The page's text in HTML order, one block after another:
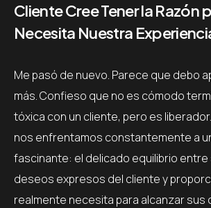
Cliente Cree Tener la Razón
Necesita Nuestra
Me pasó de nuevo. Parece que debo
más. Confieso que no es cómodo
tóxica con un cliente, pero es
nos enfrentamos constantemente a
fascinante: el delicado equilibrio
deseos expresos del cliente y
realmente necesita para alcanzar sus